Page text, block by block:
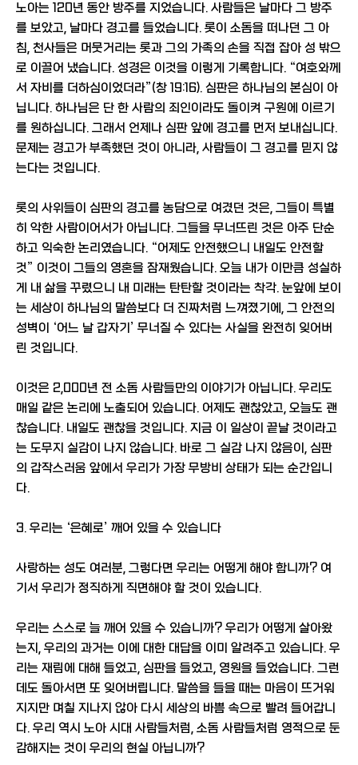
노아는 120년 동안 방주를 지었습니다. 사람들은 날마다 그 방주
를 보았고, 날마다 경고를 들었습니다. 롯이 소돔을 떠나던 그 아
침, 천사들은 머뭇거리는 롯과 그의 가족의 손을 직접 잡아 성 밖으
로 이끌어 냈습니다. 성경은 이것을 이렇게 기록합니다. “여호와께
서 자비를 더하심이었더라”(창 19:16). 심판은 하나님의 본심이 아
닙니다. 하나님은 단 한 사람의 죄인이라도 돌이켜 구원에 이르기
를 원하십니다. 그래서 언제나 심판 앞에 경고를 먼저 보내십니다.
문제는 경고가 부족했던 것이 아니라, 사람들이 그 경고를 믿지 않
는다는 것입니다.
롯의 사위들이 심판의 경고를 농담으로 여겼던 것은, 그들이 특별
히 악한 사람이어서가 아닙니다. 그들을 무너뜨린 것은 아주 단순
하고 익숙한 논리였습니다. “어제도 안전했으니 내일도 안전할
것” 이것이 그들의 영혼을 잠재웠습니다. 오늘 내가 이만큼 성실하
게 내 삶을 꾸렸으니 내 미래는 탄탄할 것이라는 착각. 눈앞에 보이
는 세상이 하나님의 말씀보다 더 진짜처럼 느껴졌기에, 그 안전의
성벽이 ‘어느 날 갑자기’ 무너질 수 있다는 사실을 완전히 잊어버
린 것입니다.
이것은 2,000년 전 소돔 사람들만의 이야기가 아닙니다. 우리도
매일 같은 논리에 노출되어 있습니다. 어제도 괜찮았고, 오늘도 괜
찮습니다. 내일도 괜찮을 것입니다. 지금 이 일상이 끝날 것이라고
는 도무지 실감이 나지 않습니다. 바로 그 실감 나지 않음이, 심판
의 갑작스러움 앞에서 우리가 가장 무방비 상태가 되는 순간입니
다.
3. 우리는 ‘은혜로’ 깨어 있을 수 있습니다
사랑하는 성도 여러분, 그렇다면 우리는 어떻게 해야 합니까? 여
기서 우리가 정직하게 직면해야 할 것이 있습니다.
우리는 스스로 늘 깨어 있을 수 있습니까? 우리가 어떻게 살아왔
는지, 우리의 과거는 이에 대한 대답을 이미 알려주고 있습니다. 우
리는 재림에 대해 들었고, 심판을 들었고, 영원을 들었습니다. 그런
데도 돌아서면 또 잊어버립니다. 말씀을 들을 때는 마음이 뜨거워
지지만 며칠 지나지 않아 다시 세상의 바쁨 속으로 빨려 들어갑니
다. 우리 역시 노아 시대 사람들처럼, 소돔 사람들처럼 영적으로 둔
감해지는 것이 우리의 현실 아닙니까?